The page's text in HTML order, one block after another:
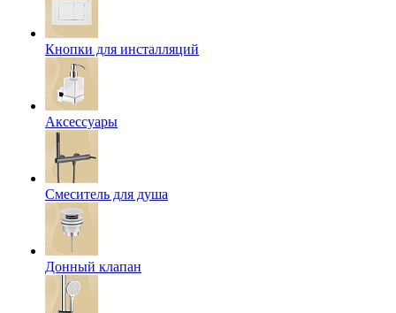
Кнопки для инсталляций
Аксессуары
Смеситель для душа
Донный клапан